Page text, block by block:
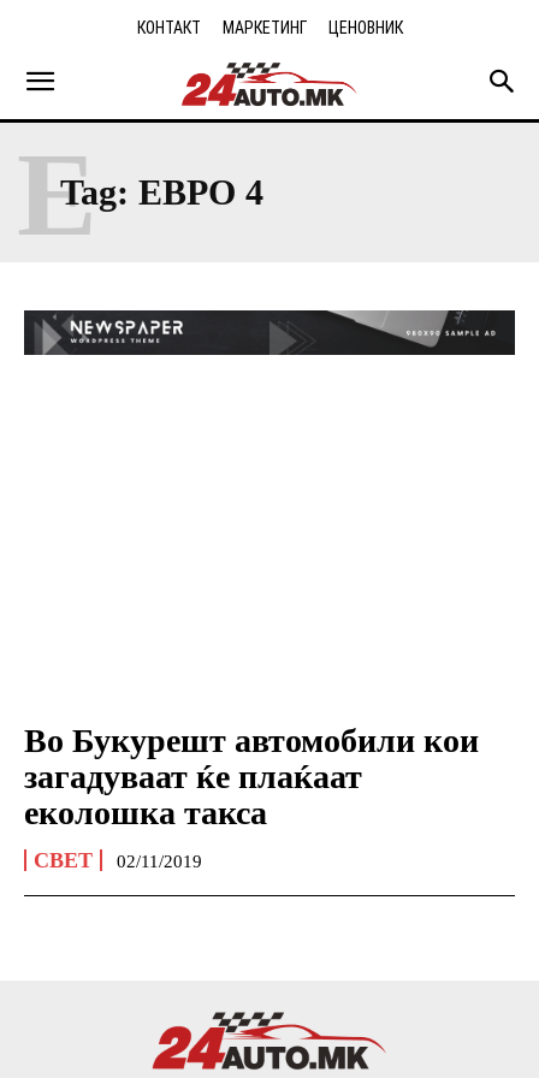
КОНТАКТ МАРКЕТИНГ ЦЕНОВНИК
Tag: ЕВРО 4
Е
Во Букурешт автомобили кои
загадуваат ќе плаќаат
еколошка такса
СВЕТ 02/11/2019